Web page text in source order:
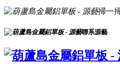
掃一
聯系源藝